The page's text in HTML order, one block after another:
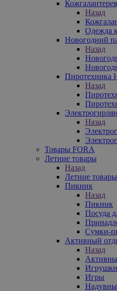
Назад
Одежда
Новогодний
Назад
Пиротехника
Назад
Назад
Товары FORA
Летние товары
Назад
Летние товары
Пикник
Назад
Пикник
Посуда
Сумки-
Активный
Назад
Игрушки
Игры